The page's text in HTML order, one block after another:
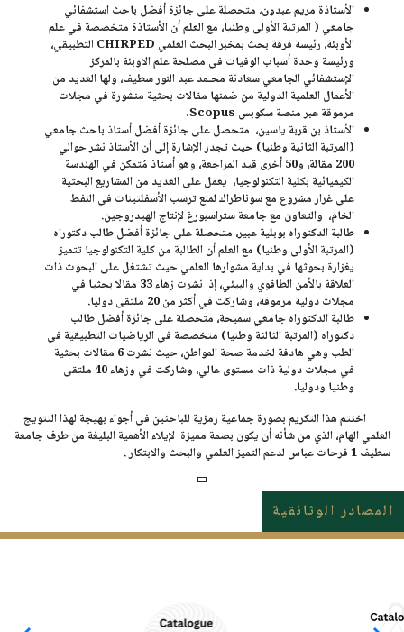
الأستاذة مريم عبدون، متحصلة على جائزة أفضل باحث استشفائي
جامعي ( المرتبة الأولى وطنيا، مع العلم أن الأستاذة متخصصة في علم
الأوبئة، رئيسة فرقة بحث بمخبر البحث العلمي CHIRPED التطبيقي،
ورئيسة وحدة أسباب الوفيات في مصلحة علم الاوبئة بالمركز
الإستشفائي الجامعي سعادنة محـمد عبد النور سطيف، ولها العديد من
الأعمال العلمية الدولية من ضمنها مقالات بحثية منشورة في مجلات
مرموقة عبر منصة سكوبس Scopus.
الأستاذ بن قربة ياسين، متحصل على جائزة أفضل أستاذ باحث جامعي
(المرتبة الثانية وطنيا) حيث تجدر الإشارة إلى أن الأستاذ نشر حوالي
200 مقالة، و50 أخرى قيد المراجعة، وهو أستاذ مُتمكن في الهندسة
الكيميائية بكلية التكنولوجيا، يعمل على العديد من المشاريع البحثية
على غرار مشروع مع سوناطراك لمنع ترسب الأسفلتينات في النفط
الخام، والتعاون مع جامعة ستراسبورغ لإنتاج الهيدروجين.
طالبة الدكتوراه بوبلية عبير، متحصلة على جائزة أفضل طالب دكتوراه
(المرتبة الأولى وطنيا) مع العلم أن الطالبة من كلية التكنولوجيا تتميز
يغزارة بحوثها في بداية مشوارها العلمي حيث تشتغل على البحوث ذات
العلاقة بالأمن الطاقوي والبيئي، إذ نشرت زهاء 33 مقالا بحثيا في
مجلات دولية مرموقة، وشاركت في أكثر من 20 ملتقى دوليا.
طالبة الدكتوراه جامعي سميحة، متحصلة على جائزة أفضل طالب
دكتوراه (المرتبة الثالثة وطنيا) متخصصة في الرياضيات التطبيقية في
الطب وهي هادفة لخدمة صحة المواطن، حيث نشرت 6 مقالات بحثية
في مجلات دولية ذات مستوى عالي، وشاركت في وزهاء 40 ملتقى
وطنيا ودوليا.
اختتم هذا التكريم بصورة جماعية رمزية للباحثين في أجواء بهيجة لهذا التتويج
العلمي الهام، الذي من شأنه أن يكون بصمة مميزة لإيلاء الأهمية البليغة من طرف جامعة
سطيف 1 فرحات عباس لدعم التميز العلمي والبحث والابتكار .
المصادر الوثائقية